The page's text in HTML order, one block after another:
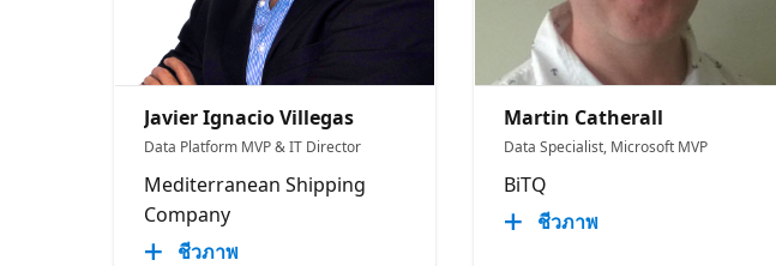
Javier Ignacio Villegas
Data Platform MVP & IT Director
Mediterranean Shipping
Company
ชีวภาพ
Martin Catherall
Data Specialist, Microsoft MVP
BiTQ
ชีวภาพ